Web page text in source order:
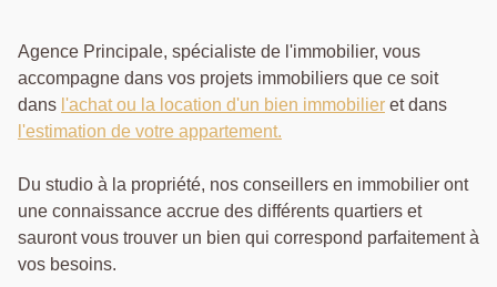
Agence Principale, spécialiste de l'immobilier, vous
accompagne dans vos projets immobiliers que ce soit
dans l'achat ou la location d'un bien immobilier et dans
l'estimation de votre appartement.
Du studio à la propriété, nos conseillers en immobilier ont
une connaissance accrue des différents quartiers et
sauront vous trouver un bien qui correspond parfaitement à
vos besoins.